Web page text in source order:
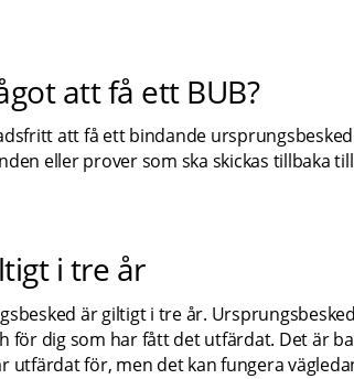
att få ett BUB?
att få ett bindande
eller prover som ska skickas tillbaka
i tre år
är giltigt i tre år.
för dig som har fått det utfärdat. Det är
utfärdat för, men det kan fungera